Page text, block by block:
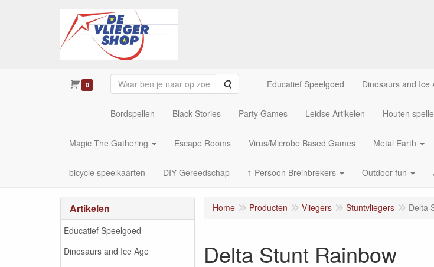
0 Zoeken Educatief Speelgoed Dinosaurs and Ice
Bordspellen Black Stories Party Games Leidse Artikelen Houten
Magic The Gathering Escape Rooms Virus/Microbe Based Games Metal Earth
bicycle speelkaarten DIY Gereedschap 1 Persoon Breinbrekers Outdoor fun
Artikelen
Educatief Speelgoed
Dinosaurs and Ice Age
Home Producten Vliegers Stuntvliegers Delta
Delta Stunt Rainbow